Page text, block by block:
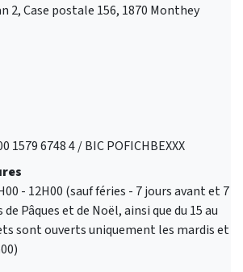
2, Case postale 156, 1870 Monthey
1579 6748 4 / BIC POFICHBEXXX
- 12H00 (sauf féries - 7 jours avant et 7
Pâques et de Noël, ainsi que du 15 au
sont ouverts uniquement les mardis et